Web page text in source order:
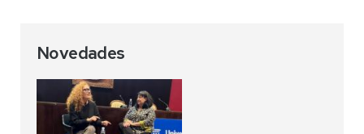
Novedades